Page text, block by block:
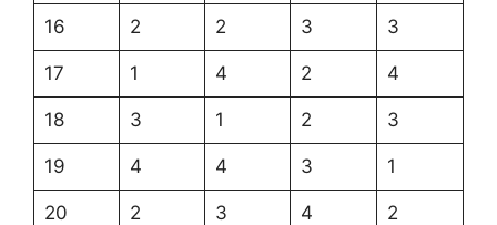
16 2 2 3 3
17 1 4 2 4
18 3 1 2 3
19 4 4 3 1
20 2 3 4 2